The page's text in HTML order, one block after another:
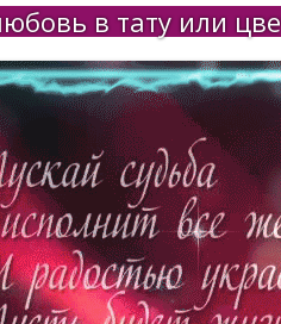
в тату или